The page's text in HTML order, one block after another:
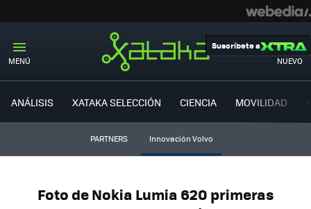
MENÚ NUEVO
Suscríbete a
ANÁLISIS XATAKA SELECCIÓN CIENCIA MOVILIDAD
PARTNERS Innovación Volvo
Foto de Nokia Lumia 620 primeras